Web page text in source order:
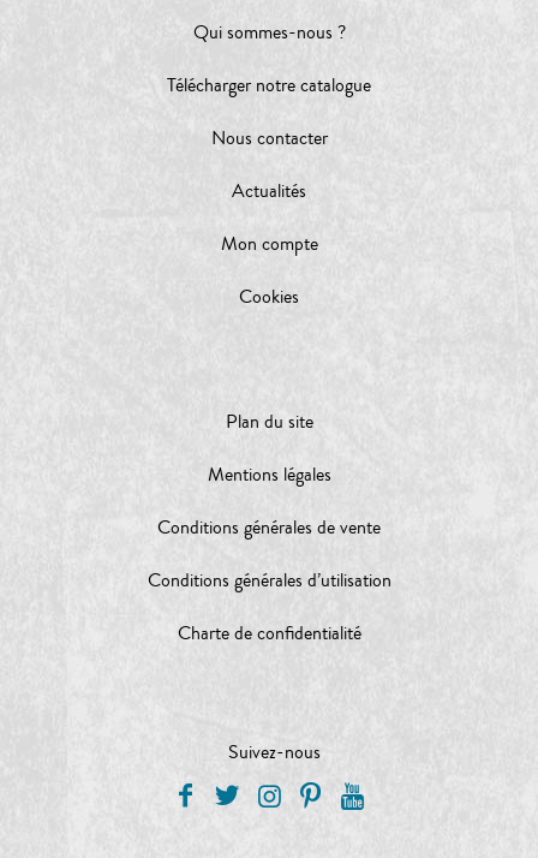
Qui sommes-nous ?
Télécharger notre catalogue
Nous contacter
Actualités
Mon compte
Cookies
Plan du site
Mentions légales
Conditions générales de vente
Conditions générales d’utilisation
Charte de confidentialité
Suivez-nous